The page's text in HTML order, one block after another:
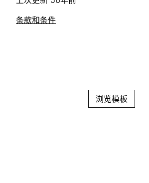
条款和条件
浏览模板